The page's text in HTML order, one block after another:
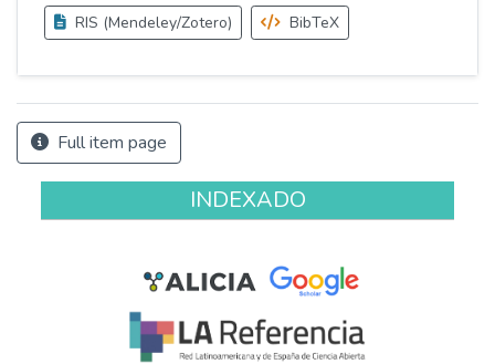
RIS (Mendeley/Zotero)
BibTeX
Full item page
INDEXADO